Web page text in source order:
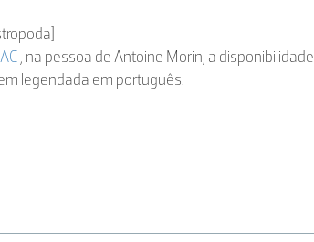
, na pessoa de Antoine Morin, a disponibilidade
legendada em português.